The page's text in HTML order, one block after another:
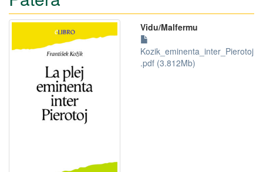
Vidu/Malfermu
Kozik_eminenta_inter_Pierotoj
.pdf (3.812Mb)